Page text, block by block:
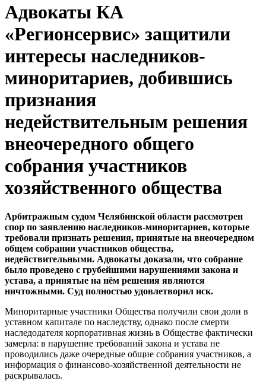
Адвокаты КА
«Регионсервис» защитили
интересы наследников-
миноритариев, добившись
признания
недействительным решения
внеочередного общего
собрания участников
хозяйственного общества
Арбитражным судом Челябинской области рассмотрен
спор по заявлению наследников-миноритариев, которые
требовали признать решения, принятые на внеочередном
общем собрании участников общества,
недействительными. Адвокаты доказали, что собрание
было проведено с грубейшими нарушениями закона и
устава, а принятые на нём решения являются
ничтожными. Суд полностью удовлетворил иск.
Миноритарные участники Общества получили свои доли в
уставном капитале по наследству, однако после смерти
наследодателя корпоративная жизнь в Обществе фактически
замерла: в нарушение требований закона и устава не
проводились даже очередные общие собрания участников, а
информация о финансово-хозяйственной деятельности не
раскрывалась.